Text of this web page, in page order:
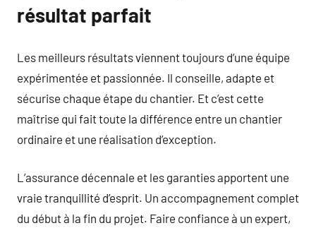
résultat parfait
Les meilleurs résultats viennent toujours d’une équipe
expérimentée et passionnée. Il conseille, adapte et
sécurise chaque étape du chantier. Et c’est cette
maîtrise qui fait toute la différence entre un chantier
ordinaire et une réalisation d’exception.
L’assurance décennale et les garanties apportent une
vraie tranquillité d’esprit. Un accompagnement complet
du début à la fin du projet. Faire confiance à un expert,